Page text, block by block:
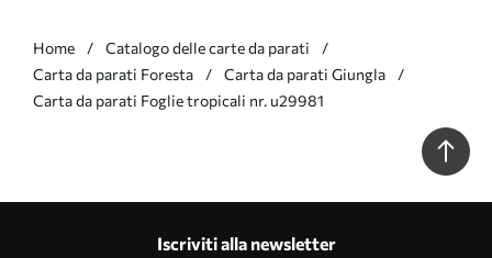
Home
Catalogo delle carte da parati
Carta da parati Foresta
Carta da parati Giungla
Carta da parati Foglie tropicali nr. u29981
Iscriviti alla newsletter